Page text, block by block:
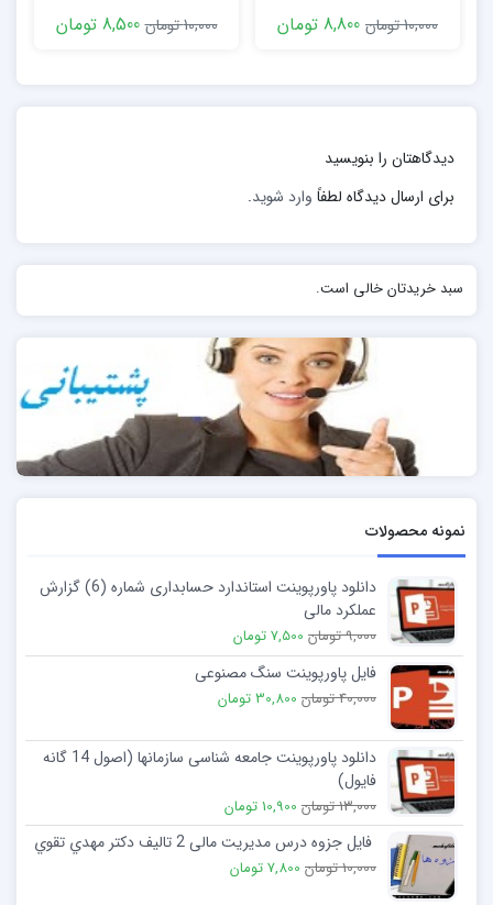
که وظیفه آشکار سازی نور عبوری از بافت را دارد.
سیگنال الکتریکی تبدیل می شود
میکرو پروسسرهاست.
10,000 تومان
8,800 تومان
10,000 تومان
8,500 تومان
دیدگاهتان را بنویسید
برای ارسال دیدگاه لطفاً وارد شوید.
سبد خریدتان خالی است.
نمونه محصولات
دانلود پاورپوینت استاندارد حسابداری شماره (6) گزارش
عملکرد مالی
9,000 تومان 7,500 تومان
فایل پاورپوینت سنگ مصنوعی
40,000 تومان 30,800 تومان
دانلود پاورپوینت جامعه شناسی سازمانها (اصول 14 گانه
فایول)
13,000 تومان 10,900 تومان
فایل جزوه درس مدیریت مالی 2 تالیف دکتر مهدي تقوي
10,000 تومان 7,800 تومان